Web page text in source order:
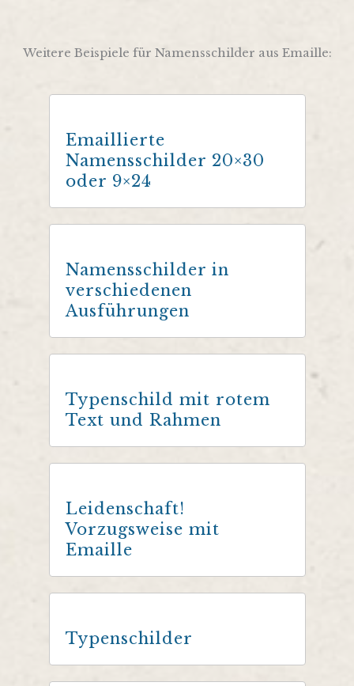
Weitere Beispiele für Namensschilder aus Emaille:
Emaillierte
Namensschilder 20×30
oder 9×24
Namensschilder in
verschiedenen
Ausführungen
Typenschild mit rotem
Text und Rahmen
Leidenschaft!
Vorzugsweise mit
Emaille
Typenschilder